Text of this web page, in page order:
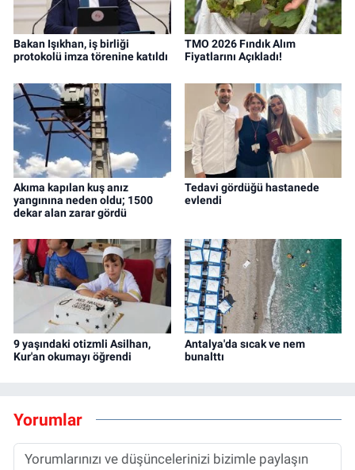
Bakan Işıkhan, iş birliği
protokolü imza törenine katıldı
TMO 2026 Fındık Alım
Fiyatlarını Açıkladı!
Akıma kapılan kuş anız
yangınına neden oldu; 1500
dekar alan zarar gördü
Tedavi gördüğü hastanede
evlendi
9 yaşındaki otizmli Asilhan,
Kur'an okumayı öğrendi
Antalya'da sıcak ve nem
bunalttı
Yorumlar